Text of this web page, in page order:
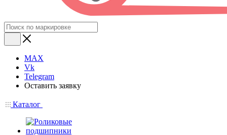
MAX
Vk
Telegram
Оставить заявку
Каталог